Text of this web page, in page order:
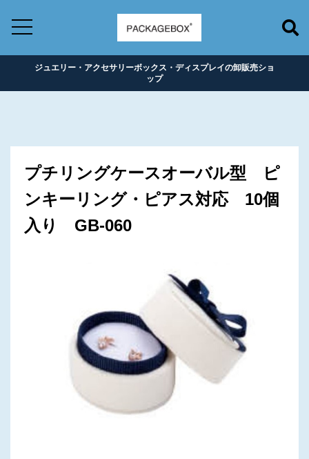
ジュエリー・アクセサリーボックス・ディスプレイの卸販売ショ
ップ
プチリングケースオーバル型 ピ
ンキーリング・ピアス対応 10個
入り GB-060